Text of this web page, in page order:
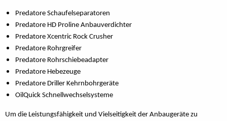
Predatore Schaufelseparatoren
Predatore HD Proline Anbauverdichter
Predatore Xcentric Rock Crusher
Predatore Rohrgreifer
Predatore Rohrschiebeadapter
Predatore Hebezeuge
Predatore Driller Kehrnbohrgeräte
OilQuick Schnellwechselsysteme
Um die Leistungsfähigkeit und Vielseitigkeit der Anbaugeräte zu